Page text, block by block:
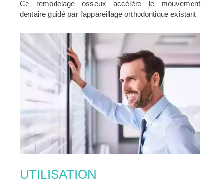
Ce remodelage osseux accélère le mouvement
dentaire guidé par l’appareillage orthodontique existant
UTILISATION